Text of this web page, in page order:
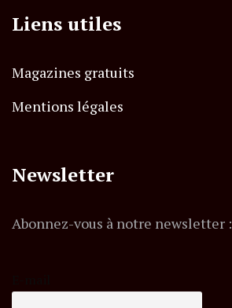
Liens utiles
Magazines gratuits
Mentions légales
Newsletter
Abonnez-vous à notre newsletter :